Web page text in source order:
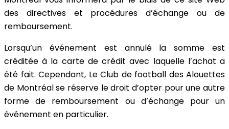
des directives et procédures d’échange ou de
remboursement.
Lorsqu’un événement est annulé la somme est
créditée à la carte de crédit avec laquelle l’achat a
été fait. Cependant, Le Club de football des Alouettes
de Montréal se réserve le droit d’opter pour une autre
forme de remboursement ou d’échange pour un
événement en particulier.